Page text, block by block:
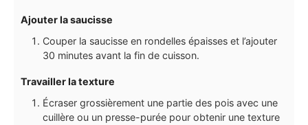
Ajouter la saucisse
Couper la saucisse en rondelles épaisses et l’ajouter
30 minutes avant la fin de cuisson.
Travailler la texture
Écraser grossièrement une partie des pois avec une
cuillère ou un presse-purée pour obtenir une texture